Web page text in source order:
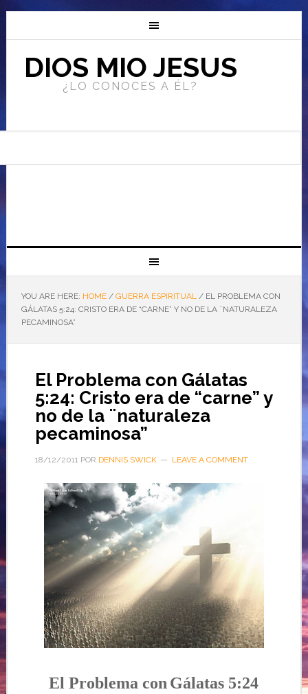
DIOS MIO JESUS
¿LO CONOCES A ÉL?
YOU ARE HERE: HOME / GUERRA ESPIRITUAL /EL PROBLEMA CON
GÁLATAS 5:24: CRISTO ERA DE “CARNE” Y NO DE LA ¨NATURALEZA
PECAMINOSA”
El Problema con Gálatas
5:24: Cristo era de “carne” y
no de la ¨naturaleza
pecaminosa”
18/12/2011POR DENNIS SWICK LEAVE A COMMENT
El Problema con Gálatas 5:24